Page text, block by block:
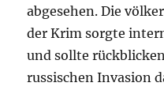
abgesehen. Die
der Krim sorgte
und sollte
russischen Invasion